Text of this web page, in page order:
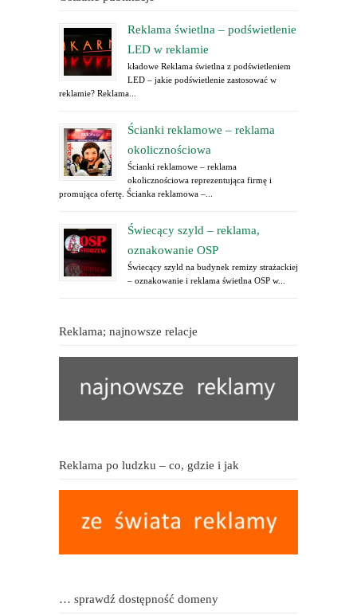
Reklama świetlna – podświetlenie
LED w reklamie
kładowe Reklama świetlna z podświetleniem
LED – jakie podświetlenie zastosować w
reklamie? Reklama...
Ścianki reklamowe – reklama
okolicznościowa
Ścianki reklamowe – reklama
okolicznościowa reprezentująca firmę i
promująca ofertę. Ścianka reklamowa –...
Świecący szyld – reklama,
oznakowanie OSP
Świecący szyld na budynek remizy strażackiej
– oznakowanie i reklama świetlna OSP w...
Reklama; najnowsze relacje
Reklama po ludzku – co, gdzie i jak
… sprawdź dostępność domeny